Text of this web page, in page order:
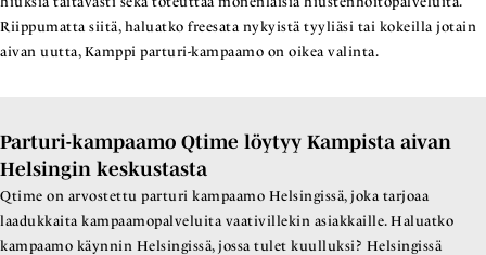
Riippumatta siitä, haluatko freesata nykyistä tyyliäsi tai kokeilla jotain
aivan uutta, Kamppi parturi-kampaamo on oikea valinta.
Parturi-kampaamo Qtime löytyy Kampista aivan
Helsingin keskustasta
Qtime on arvostettu parturi kampaamo Helsingissä, joka tarjoaa
laadukkaita kampaamopalveluita vaativillekin asiakkaille. Haluatko
kampaamo käynnin Helsingissä, jossa tulet kuulluksi? Helsingissä